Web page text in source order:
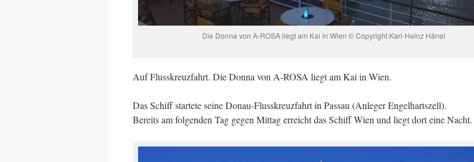
Die Donna von A-ROSA liegt am Kai in Wien © Copyright Karl-Heinz Hänel
Auf Flusskreuzfahrt. Die Donna von A-ROSA liegt am Kai in Wien.
Das Schiff startete seine Donau-Flusskreuzfahrt in Passau (Anleger Engelhartszell).
Bereits am folgenden Tag gegen Mittag erreicht das Schiff Wien und liegt dort eine Nacht.